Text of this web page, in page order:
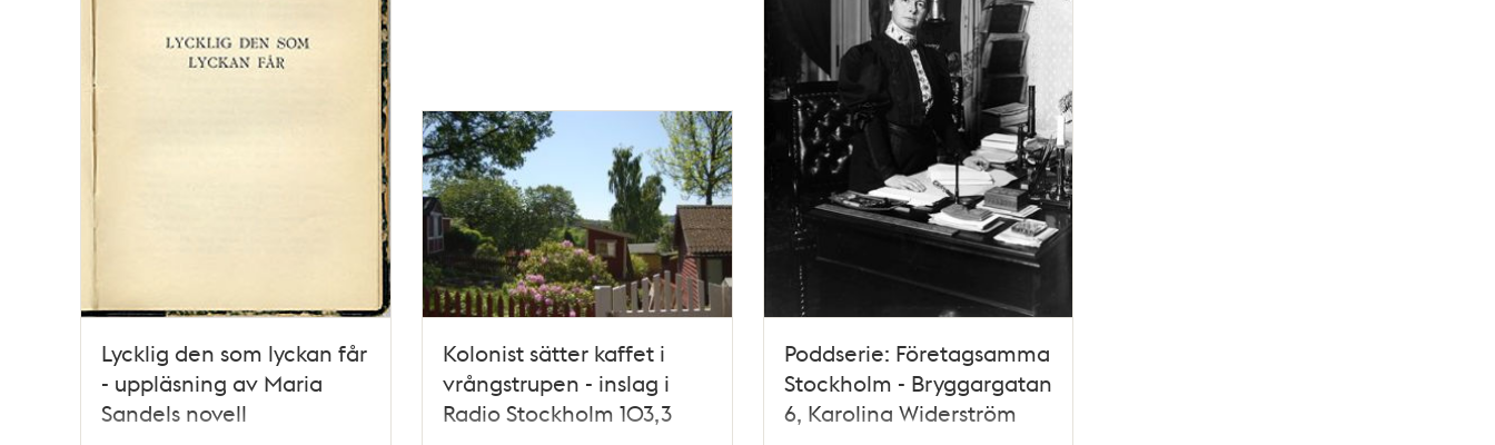
Lycklig den som lyckan får
- uppläsning av Maria
Sandels novell
Kolonist sätter kaffet i
vrångstrupen - inslag i
Radio Stockholm 103,3
Poddserie: Företagsamma
Stockholm - Bryggargatan
6, Karolina Widerström